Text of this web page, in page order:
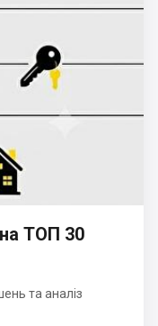
ТОП 30
та аналіз